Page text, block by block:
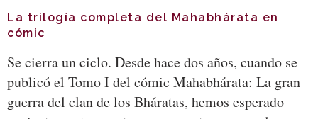
La trilogía completa del Mahabhárata en
cómic
Se cierra un ciclo. Desde hace dos años, cuando se
publicó el Tomo I del cómic Mahabhárata: La gran
guerra del clan de los Bháratas, hemos esperado